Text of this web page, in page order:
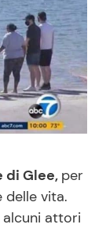
Ricette
Cucina
di Glee, per
delle vita.
attori